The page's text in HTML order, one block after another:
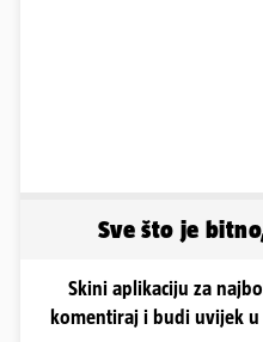
Sve što je
Skini aplikaciju za
komentiraj i budi uvijek